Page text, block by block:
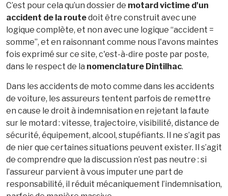
C’est pour cela qu’un dossier de motard victime d'un
accident de la routedoit être construit avec une
logique complète, et non avec une logique “accident =
somme”, et en raisonnant comme nous l'avons maintes
fois exprimé sur ce site, c'est-à-dire poste par poste,
dans le respect de la nomenclature Dintilhac.
Dans les accidents de moto comme dans les accidents
de voiture, les assureurs tentent parfois de remettre
en cause le droit à indemnisation en rejetant la faute
sur le motard : vitesse, trajectoire, visibilité, distance de
sécurité, équipement, alcool, stupéfiants. Il ne s’agit pas
de nier que certaines situations peuvent exister. Il s’agit
de comprendre que la discussion n’est pas neutre : si
l’assureur parvient à vous imputer une part de
responsabilité, il réduit mécaniquement l’indemnisation,